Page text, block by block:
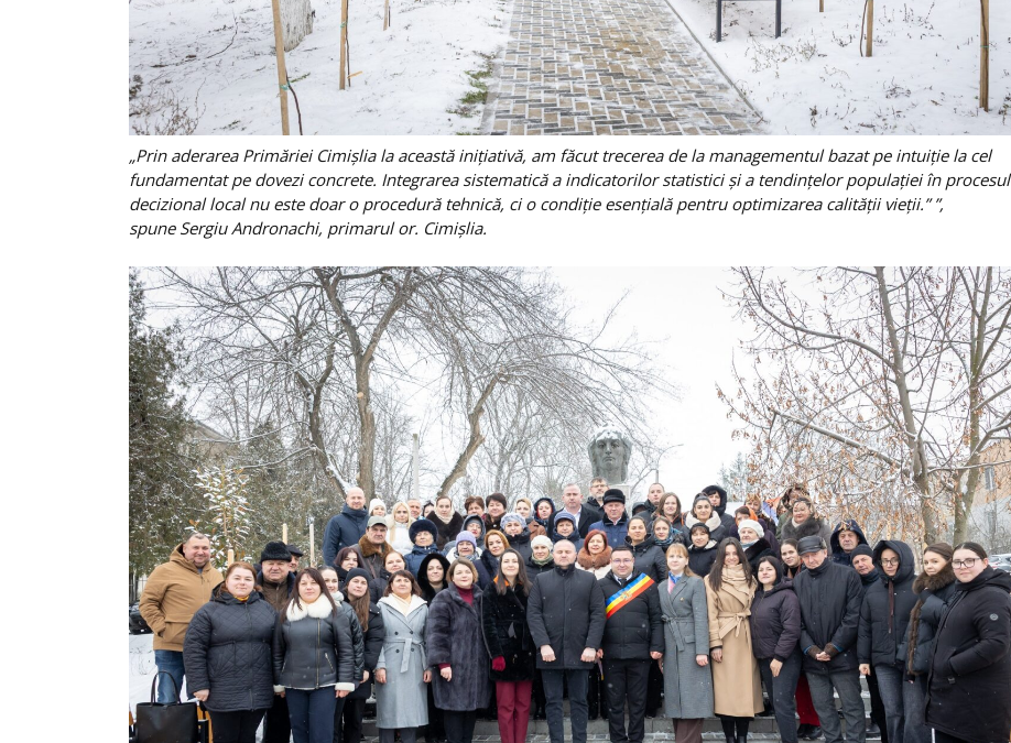
„Prin aderarea Primăriei Cimișlia la această inițiativă, am făcut trecerea de la managementul bazat pe intuiție la cel
fundamentat pe dovezi concrete. Integrarea sistematică a indicatorilor statistici și a tendințelor populației în procesul
decizional local nu este doar o procedură tehnică, ci o condiție esențială pentru optimizarea calității vieții.” ”,
spune Sergiu Andronachi, primarul or. Cimișlia.